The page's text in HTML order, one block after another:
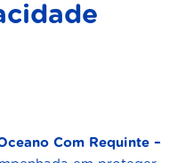
Com Requinte –